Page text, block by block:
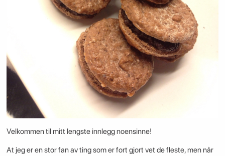
Velkommen til mitt lengste innlegg noensinne!
At jeg er en stor fan av ting som er fort gjort vet de fleste, men når